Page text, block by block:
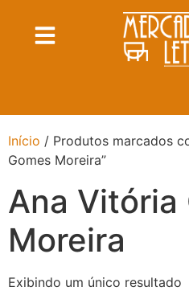
Início / Produtos marcados
Gomes Moreira”
Ana Vitória
Moreira
Exibindo um único resultado